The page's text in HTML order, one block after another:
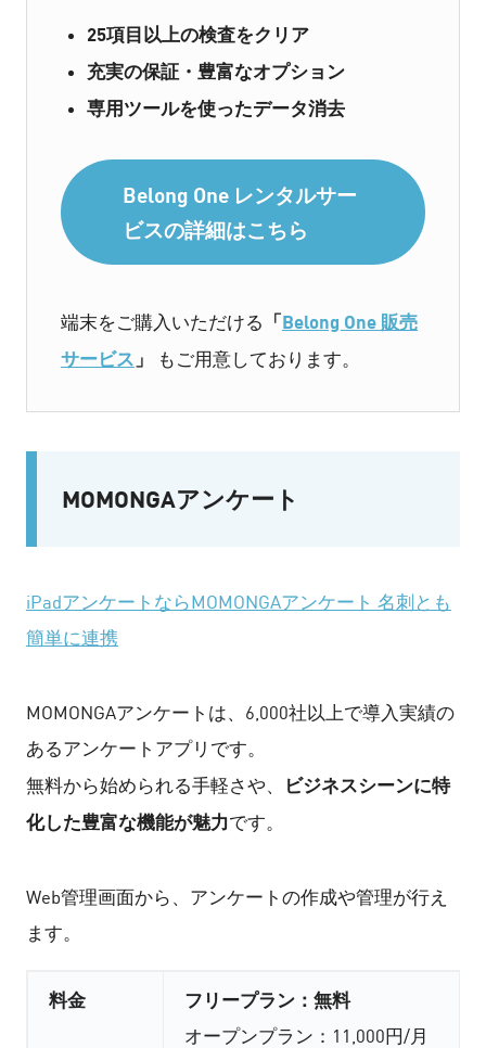
25項目以上の検査をクリア
充実の保証・豊富なオプション
専用ツールを使ったデータ消去
Belong One レンタルサー
ビスの詳細はこちら
端末をご購入いただける 「Belong One 販売
サービス 」 もご用意しております。
MOMONGAアンケート
iPadアンケートならMOMONGAアンケート 名刺とも
簡単に連携
MOMONGAアンケートは、6,000社以上で導入実績の
あるアンケートアプリです。
無料から始められる手軽さや、
ビジネスシーンに特
化した豊富な機能が魅力です。
Web管理画面から、アンケートの作成や管理が行え
ます。
料金
フリープラン：無料
オープンプラン：11,000円/月